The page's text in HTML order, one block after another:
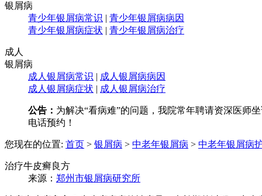
银屑病
青少年银屑病常识 | 青少年银屑病病因
青少年银屑病症状 | 青少年银屑病治疗
成人
银屑病
成人银屑病常识 | 成人银屑病病因
成人银屑病症状 | 成人银屑病治疗
公告： 为解决“看病难”的问题，我院常年聘请资深医师
电话预约！
您现在的位置: 首页 > 银屑病 > 中老年银屑病 > 中老年银屑病
治疗牛皮癣良方
来源： 郑州市银屑病研究所